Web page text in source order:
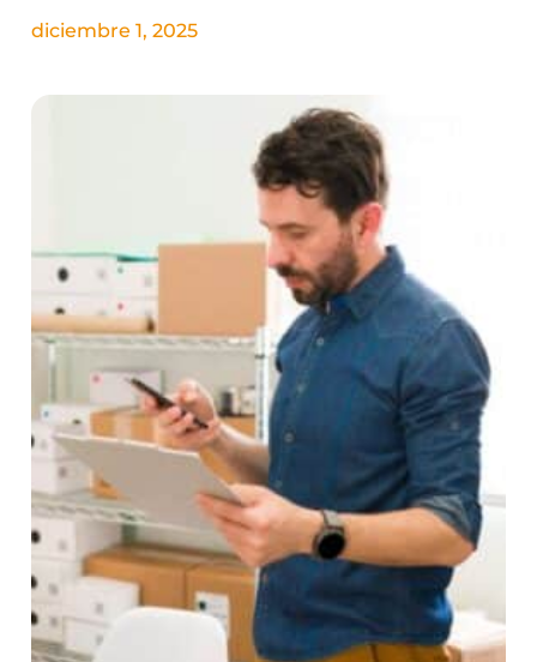
diciembre 1, 2025